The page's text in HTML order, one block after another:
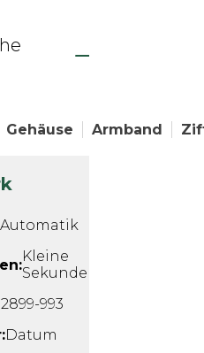
Gehäuse Armband
Automatik
Kleine
Sekunde
993
Datum